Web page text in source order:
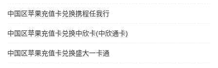
中国区苹果充值卡兑换携程任我行
中国区苹果充值卡兑换中欣卡(中欣通卡)
中国区苹果充值卡兑换盛大一卡通